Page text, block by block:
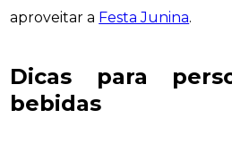
aproveitar a Festa Junina.
Dicas para
bebidas